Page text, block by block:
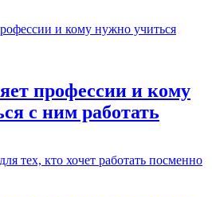
профессии и кому
с ним работать